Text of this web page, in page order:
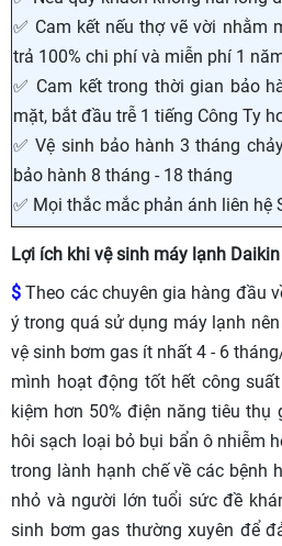
✅ Cam kết nếu thợ vẽ vời nhằm
trả 100% chi phí và miễn phí 1
✅ Cam kết trong thời gian bảo
mặt, bắt đầu trễ 1 tiếng Công Ty
✅ Vệ sinh bảo hành 3 tháng
bảo hành 8 tháng - 18 tháng
✅ Mọi thắc mắc phản ánh liên hệ
Lợi ích khi vệ sinh máy lạnh Daikin
$ Theo các chuyên gia hàng đầu
ý trong quá sử dụng máy lạnh
vệ sinh bơm gas ít nhất 4 - 6
mình hoạt động tốt hết công
kiệm hơn 50% điện năng tiêu
hôi sạch loại bỏ bụi bẩn ô nhiễm
trong lành hạnh chế về các bệnh
nhỏ và người lớn tuổi sức đề
sinh bơm gas thường xuyên để